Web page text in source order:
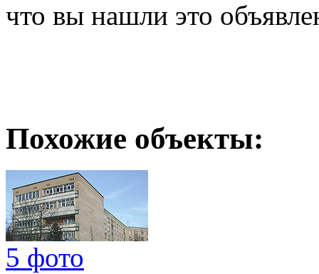
что вы нашли это
Похожие объекты:
5 фото